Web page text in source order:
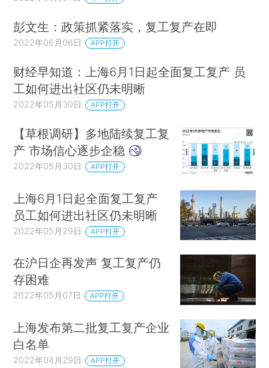
彭文生：政策抓紧落实，复工复产在即
2022年06月06日 APP打开
财经早知道：上海6月1日起全面复工复产 员
工如何进出社区仍未明晰
2022年05月30日 APP打开
【草根调研】多地陆续复工复
产 市场信心逐步企稳
2022年05月30日 APP打开
上海6月1日起全面复工复产
员工如何进出社区仍未明晰
2022年05月29日 APP打开
在沪日企再发声 复工复产仍
存困难
2022年05月07日 APP打开
上海发布第二批复工复产企业
白名单
2022年04月29日 APP打开